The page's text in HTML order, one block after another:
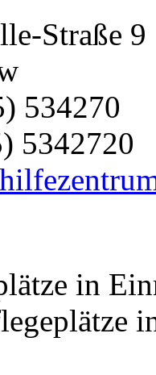
Straße 9
534270
5342720
in